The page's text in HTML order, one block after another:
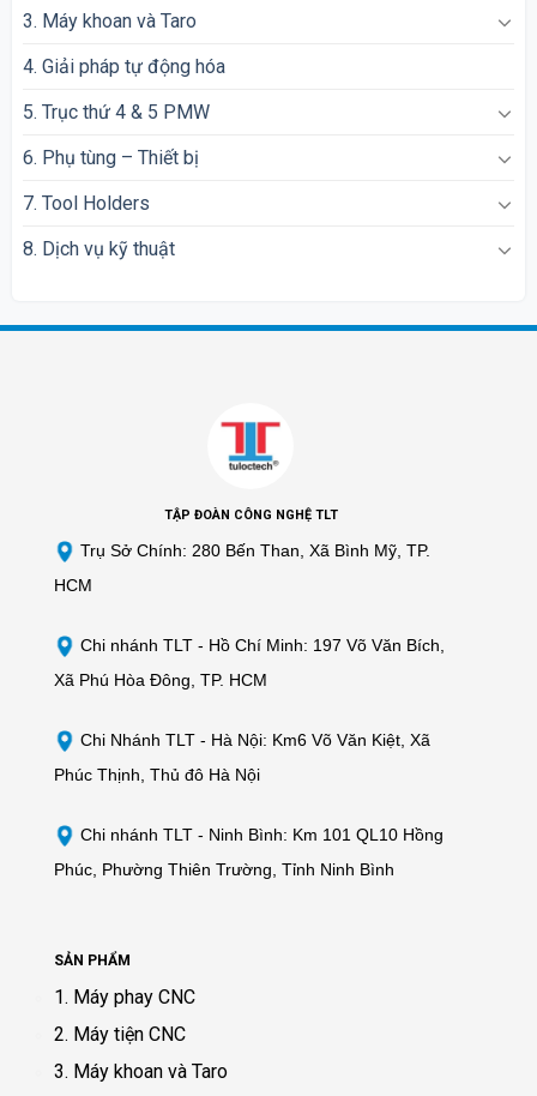
3. Máy khoan và Taro
4. Giải pháp tự động hóa
5. Trục thứ 4 & 5 PMW
6. Phụ tùng – Thiết bị
7. Tool Holders
8. Dịch vụ kỹ thuật
TẬP ĐOÀN CÔNG NGHỆ TLT
Trụ Sở Chính: 280 Bến Than, Xã Bình Mỹ, TP.
HCM
Chi nhánh TLT - Hồ Chí Minh: 197 Võ Văn Bích,
Xã Phú Hòa Đông, TP. HCM
Chi Nhánh TLT - Hà Nội: Km6 Võ Văn Kiệt, Xã
Phúc Thịnh, Thủ đô Hà Nội
Chi nhánh TLT - Ninh Bình: Km 101 QL10 Hồng
Phúc, Phường Thiên Trường, Tỉnh Ninh Bình
SẢN PHẨM
1. Máy phay CNC
2. Máy tiện CNC
3. Máy khoan và Taro